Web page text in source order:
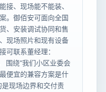
接、现场能不能装、
。御佰安可面向全国
、安装调试协同和售
现场照片和现有设备
可联系董经理：
围绕“我们小区业委会
便宜的兼容方案是什
是现场边界和交付责